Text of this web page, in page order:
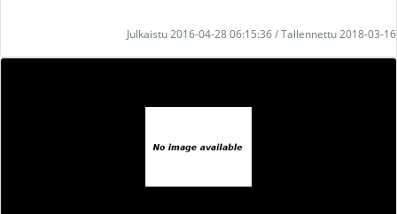
Julkaistu 2016-04-28 06:15:36 / Tallennettu 2018-03-16